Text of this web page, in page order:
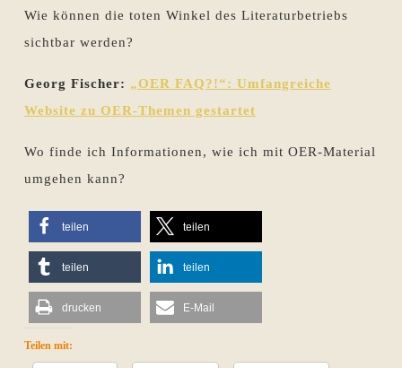
Wie können die toten Winkel des Literaturbetriebs
sichtbar werden?
Georg Fischer: „OER FAQ?!“: Umfangreiche
Website zu OER-Themen gestartet
Wo finde ich Informationen, wie ich mit OER-Material
umgehen kann?
teilen teilen
teilen teilen
drucken E-Mail
Teilen mit: